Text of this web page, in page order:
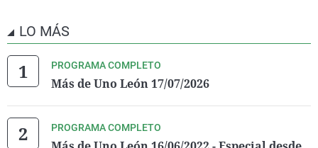
LO MÁS
PROGRAMA COMPLETO
Más de Uno León 17/07/2026
PROGRAMA COMPLETO